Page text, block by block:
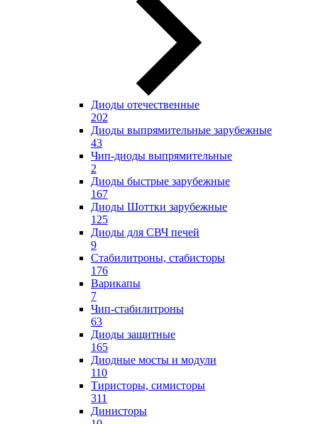
Диоды отечественные
202
Диоды выпрямительные зарубежные
43
Чип-диоды выпрямительные
2
Диоды быстрые зарубежные
167
Диоды Шоттки зарубежные
125
Диоды для СВЧ печей
9
Стабилитроны, стабисторы
176
Варикапы
7
Чип-стабилитроны
63
Диоды защитные
165
Диодные мосты и модули
110
Тиристоры, симисторы
311
Динисторы